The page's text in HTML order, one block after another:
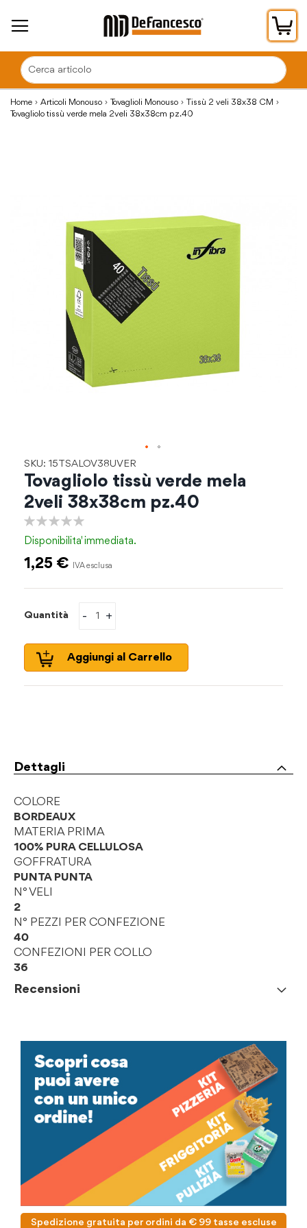
Home Articoli Monouso Tovaglioli Monouso
Tissù 2 veli 38x38 CM
Tovagliolo tissù verde mela 2veli 38x38cm pz.40
SKU: 15TSALOV38UVER
Tovagliolo tissù verde mela
2veli 38x38cm pz.40
Disponibilita'immediata.
1,25 €
Quantità +
-
Aggiungi al Carrello
Dettagli
COLORE
BORDEAUX
MATERIA PRIMA
100% PURA CELLULOSA
GOFFRATURA
PUNTA PUNTA
N° VELI
2
N° PEZZI PER CONFEZIONE
40
CONFEZIONI PER COLLO
36
Recensioni
all'inizio
galleria
Spedizione gratuita per ordini da € 99 tasse escluse